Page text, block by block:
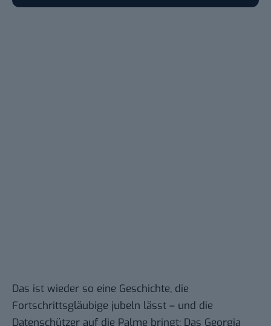
Das ist wieder so eine Geschichte, die
Fortschrittsgläubige jubeln lässt – und die
Datenschützer auf die Palme bringt: Das Georgia